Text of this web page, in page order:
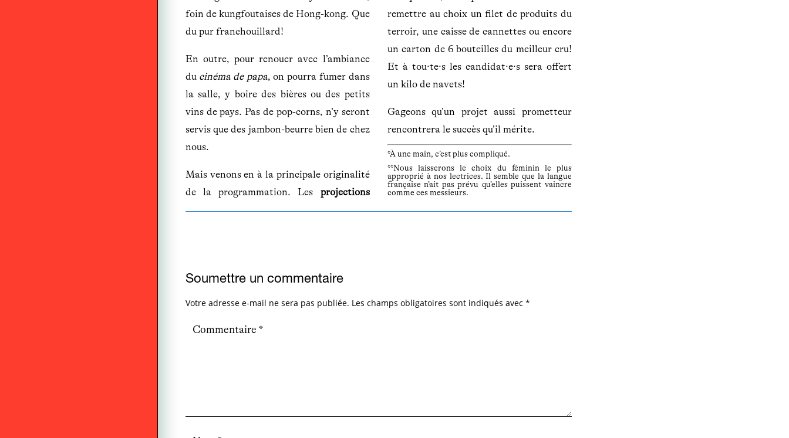
foin de kungfoutaises de Hong-kong. Que
du pur franchouillard!
En outre, pour renouer avec l’ambiance
du cinéma de papa, on pourra fumer dans
la salle, y boire des bières ou des petits
vins de pays. Pas de pop-corns, n’y seront
servis que des jambon-beurre bien de chez
nous.
Mais venons en à la principale originalité
de la programmation. Les projections
remettre au choix un filet de produits du
terroir, une caisse de cannettes ou encore
un carton de 6 bouteilles du meilleur cru!
Et à tou·te·s les candidat·e·s sera offert
un kilo de navets!
Gageons qu’un projet aussi prometteur
rencontrera le succès qu’il mérite.
*À une main, c’est plus compliqué.
**Nous laisserons le choix du féminin le plus
approprié à nos lectrices. Il semble que la langue
française n’ait pas prévu qu’elles puissent vaincre
comme ces messieurs.
Soumettre un commentaire
Votre adresse e-mail ne sera pas publiée. Les champs obligatoires sont indiqués avec *